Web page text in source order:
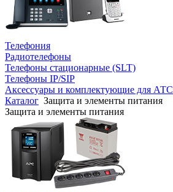
Телефония
Радиотелефоны
Телефоны стационарные (SLT)
Телефоны IP/SIP
Аксессуары и комплектующие для АТС
Каталог Защита и элементы питания
Защита и элементы питания